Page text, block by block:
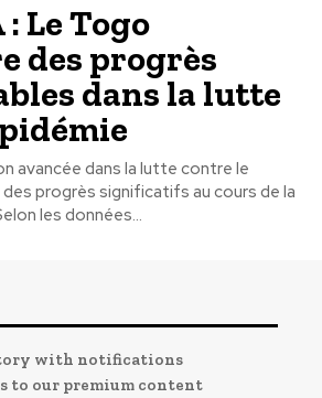
Le Togo
des progrès
dans la lutte
avancée dans la lutte contre le
des progrès significatifs au cours de la
les données...
with notifications
to our premium content